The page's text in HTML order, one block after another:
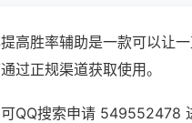
高胜率辅助是一款可以让
过正规渠道获取使用。
QQ搜索申请 549552478